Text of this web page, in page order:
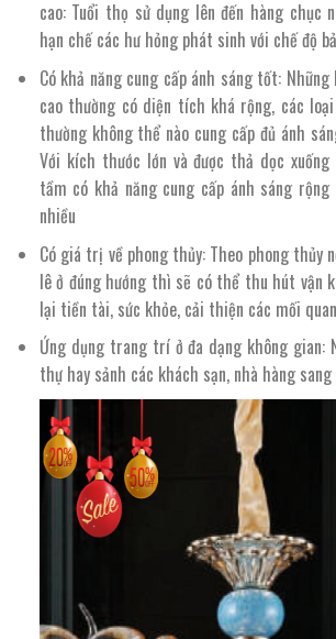
cao: Tuổi thọ sử dụng lên đến hàng chục
hạn chế các hư hỏng phát sinh với chế độ
Có khả năng cung cấp ánh sáng tốt:
cao thường có diện tích khá rộng, các
thường không thể nào cung cấp đủ ánh
Với kích thước lớn và được thả dọc
tầm có khả năng cung cấp ánh sáng
nhiều
Có giá trị về phong thủy: Theo phong thủy
lê ở đúng hướng thì sẽ có thể thu hút vận
lại tiền tài, sức khỏe, cải thiện các mối
Ứng dụng trang trí ở đa dạng không gian:
thự hay sảnh các khách sạn, nhà hàng